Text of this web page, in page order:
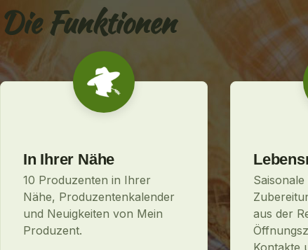
Die Funktionen
In Ihrer Nähe
10 Produzenten in Ihrer
Nähe, Produzentenkalender
und Neuigkeiten von Mein
Produzent.
aus der